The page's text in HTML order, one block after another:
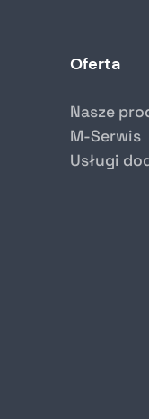
Oferta
Nasze
M-Serwis
Usługi